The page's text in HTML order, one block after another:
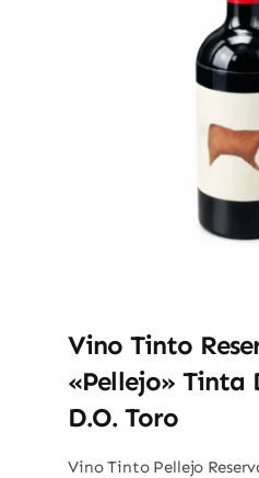
Vino Tinto
«Pellejo» Tinta
D.O. Toro
Vino Tinto Pellejo